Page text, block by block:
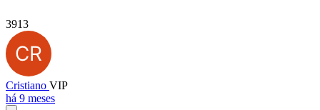
3913
Cristiano VIP
há 9 meses